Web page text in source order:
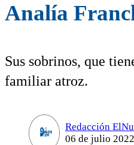
Analía
Sus sobrinos, que
familiar atroz.
Redacción
06 de julio 2022